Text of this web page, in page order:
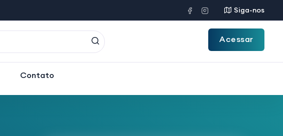
Siga-nos
Acessar
Contato